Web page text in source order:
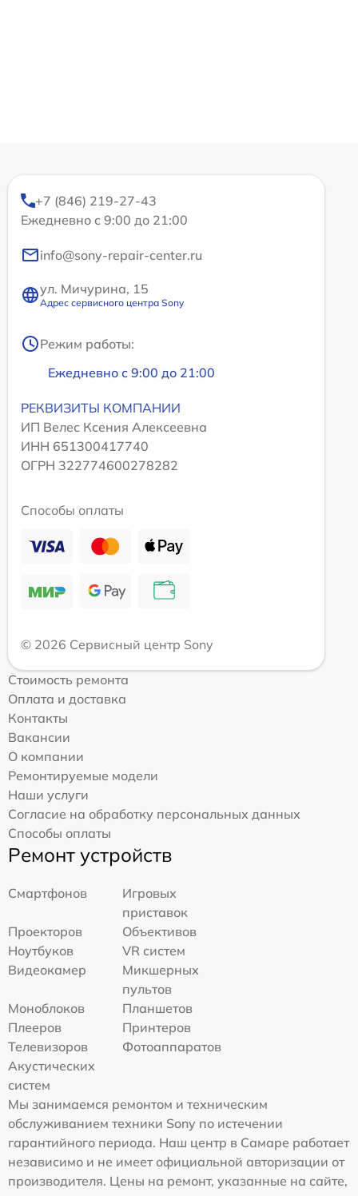
+7 (846) 219-27-43
Ежедневно с 9:00 до 21:00
info@sony-repair-center.ru
ул. Мичурина, 15
Адрес сервисного центра Sony
Режим работы:
Ежедневно с 9:00 до 21:00
РЕКВИЗИТЫ КОМПАНИИ
ИП Велес Ксения Алексеевна
ИНН 651300417740
ОГРН 322774600278282
Способы оплаты
© 2026 Сервисный центр Sony
Стоимость ремонта
Оплата и доставка
Контакты
Вакансии
О компании
Ремонтируемые модели
Наши услуги
Согласие на обработку персональных данных
Способы оплаты
Ремонт устройств
Смартфонов
Игровых
приставок
Проекторов
Объективов
Ноутбуков
VR систем
Видеокамер
Микшерных
пультов
Моноблоков
Планшетов
Плееров
Принтеров
Телевизоров
Фотоаппаратов
Акустических
систем
Мы занимаемся ремонтом и техническим
обслуживанием техники Sony по истечении
гарантийного периода. Наш центр в Самаре работает
независимо и не имеет официальной авторизации от
производителя. Цены на ремонт, указанные на сайте,